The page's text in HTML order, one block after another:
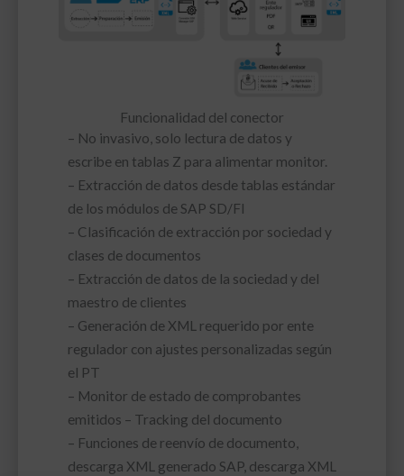
Funcionalidad del conector
– No invasivo, solo lectura de datos y
escribe en tablas Z para alimentar monitor.
– Extracción de datos desde tablas estándar
de los módulos de SAP SD/FI
– Clasificación de extracción por sociedad y
clases de documentos
– Extracción de datos de la sociedad y del
maestro de clientes
– Generación de XML requerido por ente
regulador con ajustes personalizadas según
el PT
– Monitor de estado de comprobantes
emitidos – Tracking del documento
– Funciones de reenvío de documento,
descarga XML generado SAP, descarga XML